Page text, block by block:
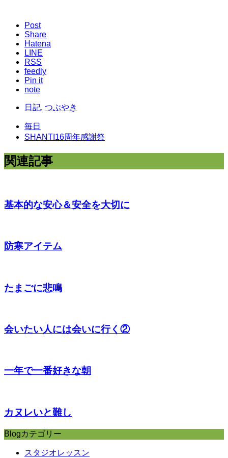
Post
Share
Hatena
LINE
RSS
feedly
Pin it
note
日記, つぶやき
毎日
SHANTI16周年感謝祭
関連記事
基本的な安心＆安全を大切に
防寒アイテム
たまごに悲鳴
会いたい人には会いに行く②
一年で一番好きな朝
カヌレいと難し
Blogカテゴリー
スタジオレッスン